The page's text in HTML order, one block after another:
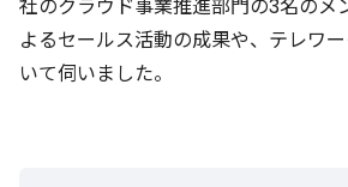
社のクラウド事業推進部門の3名のメ
よるセールス活動の成果や、テレワ
いて伺いました。